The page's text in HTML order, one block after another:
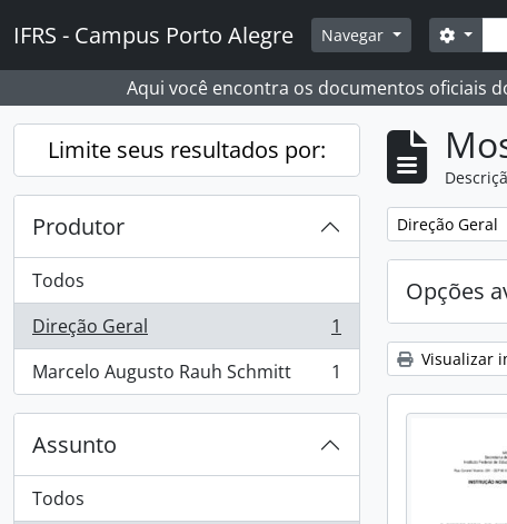
IFRS - Campus Porto Alegre Navegar Buscar
Aqui você encontra os documentos oficiais
Limite seus resultados por:
Produtor
Todos
Direção Geral
, 1 resultados
1
Marcelo Augusto Rauh Schmitt
, 1 resultados 1
Assunto
Todos
Remover filtro:
Direção Geral
Opções
Visualizar